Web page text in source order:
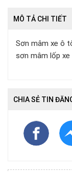
MÔ TẢ CHI TIẾT
Sơn mâm xe ô
sơn mâm lốp xe
CHIA SẺ TIN